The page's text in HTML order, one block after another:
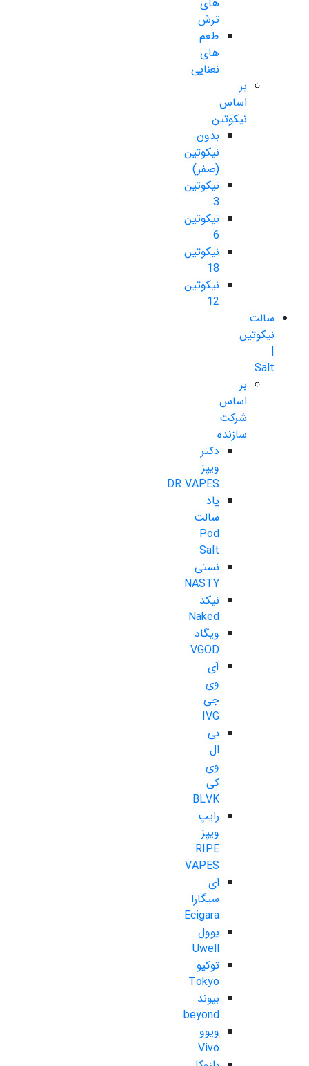
ترش
طعم
های
نعنایی
بر
اساس
نیکوتین
بدون
نیکوتین
(صفر)
نیکوتین
3
نیکوتین
6
نیکوتین
18
نیکوتین
12
سالت
نیکوتین
|
Salt
بر
اساس
شرکت
سازنده
دکتر
ویپز
DR.VAPES
پاد
سالت
Pod
Salt
نستی
NASTY
نیکد
Naked
ویگاد
VGOD
آی
وی
جی
IVG
بی
ال
وی
کی
BLVK
رایپ
ویپز
RIPE
VAPES
ای
سیگارا
Ecigara
یوول
Uwell
توکیو
Tokyo
بیوند
beyond
ویوو
Vivo